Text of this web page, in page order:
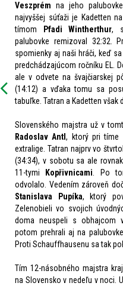
Veszprém na jeho
najvyššej súťaži je Kadetten
tímom
Pfadi Wintherthur,
palubovke remizoval 32:32.
spomienky aj naši hráči, keď
predchádzajúcom ročníku EL.
ale v odvete na švajčiarskej
(14:12) a vďaka tomu sa
tabuľke. Tatran a Kadetten však
Slovenského majstra už v
Radoslav Antl, ktorý pri tíme
extralige. Tatran najprv vo
(34:34), v sobotu sa ale
11-tymi
Kopřivnicami. Po
odvolalo. Vedením zároveň
Stanislava Pupíka, ktorý
Zelenobieli vo svojich
doma neuspeli s obhajcom
potom prehrali aj na
Proti Schauffhausenu sa tak
Tím 12-násobného majstra
na Slovensko v nedeľu v noci.